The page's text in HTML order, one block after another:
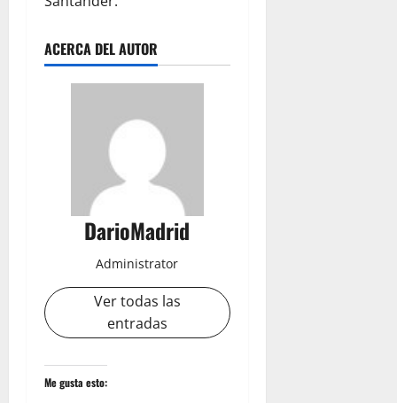
ACERCA DEL AUTOR
DarioMadrid
Administrator
Ver todas las
entradas
Me gusta esto: